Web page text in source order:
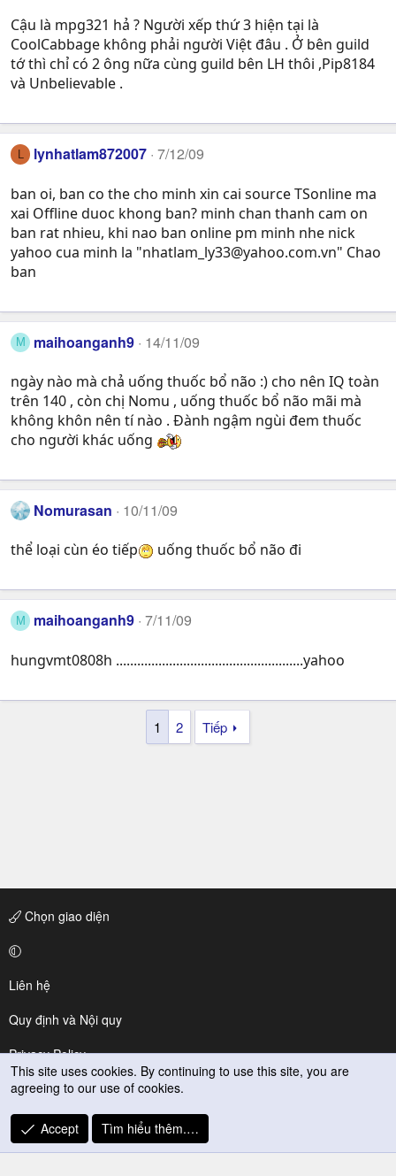
Cậu là mpg321 hả ? Người xếp thứ 3 hiện tại là
CoolCabbage không phải người Việt đâu . Ở bên guild
tớ thì chỉ có 2 ông nữa cùng guild bên LH thôi ,Pip8184
và Unbelievable .
lynhatlam872007 7/12/09
ban oi, ban co the cho minh xin cai source TSonline ma
xai Offline duoc khong ban? minh chan thanh cam on
ban rat nhieu, khi nao ban online pm minh nhe nick
yahoo cua minh la "nhatlam_ly33@yahoo.com.vn" Chao
ban
M maihoanganh9 14/11/09
ngày nào mà chả uống thuốc bổ não :) cho nên IQ toàn
trên 140 , còn chị Nomu , uống thuốc bổ não mãi mà
không khôn nên tí nào . Đành ngậm ngùi đem thuốc
cho người khác uống
Nomurasan 10/11/09
thể loại cùn éo tiếp uống thuốc bổ não đi
M maihoanganh9 7/11/09
hungvmt0808h .....................................................yahoo
1 2 Tiếp
Chọn giao diện
Liên hệ
Quy định và Nội quy
Privacy Policy
Trợ giúp
R
S
This site uses cookies. By continuing to use this site, you are
agreeing to our use of cookies.
Accept Tìm hiểu thêm.…